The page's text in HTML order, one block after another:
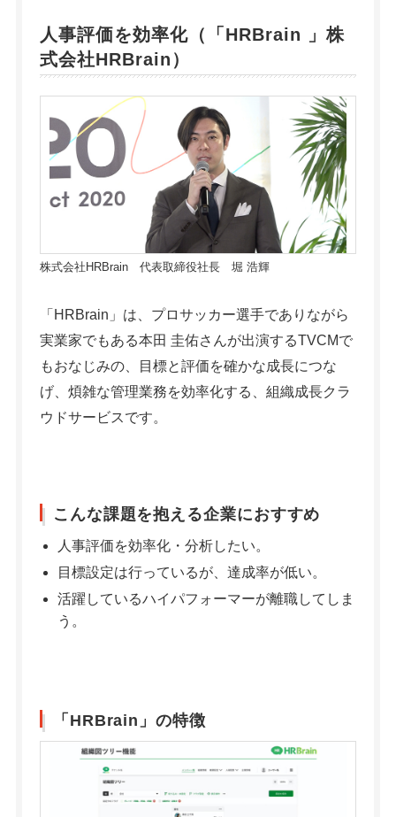
人事評価を効率化（「 HRBrain 」株
式会社HRBrain）
株式会社HRBrain 代表取締役社長 堀 浩輝
「HRBrain」は、プロサッカー選手でありながら
実業家でもある本田 圭佑さんが出演するTVCMで
もおなじみの、目標と評価を確かな成長につな
げ、煩雑な管理業務を効率化する、組織成長クラ
ウドサービスです。
こんな課題を抱える企業におすすめ
人事評価を効率化・分析したい。
目標設定は行っているが、達成率が低い。
活躍しているハイパフォーマーが離職してしま
う。
「HRBrain」の特徴